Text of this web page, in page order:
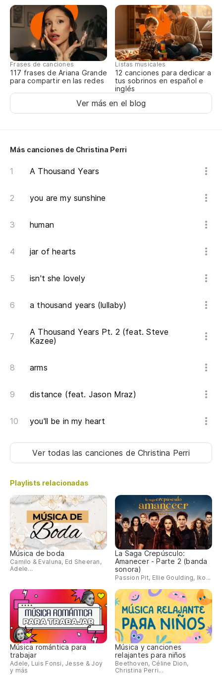
Frases de canciones
117 frases de Ariana Grande
para compartir en las redes
Listas musicales
12 canciones para dedicar a
tus sobrinos en español e
inglés
Ver más en el blog
Más canciones de Christina Perri
A Thousand Years
you are my sunshine
human
jar of hearts
isn't she lovely
a thousand years (lullaby)
A Thousand Years Pt. 2 (feat. Steve
Kazee)
arms
distance (feat. Jason Mraz)
you'll be in my heart
Ver todas las canciones de Christina Perri
Playlists relacionadas
Música de boda
Camilo & Evaluna, Ed Sheeran,
Adele...
La Saga Crepúsculo:
Amanecer - Parte 2 (banda
sonora)
Passion Pit, Ellie Goulding, Iko...
Música romántica para
trabajar
Adele, Luis Fonsi, Jesse & Joy
y más
Música y canciones
relajantes para niños
Beethoven, Céline Dion,
Christina Perri...